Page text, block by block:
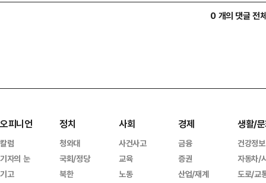
0 개의 댓글 전
오피니언
칼럼
기자의 눈
기고
정치
청와대
국회/정당
북한
사회
사건사고
교육
노동
경제
금융
증권
산업/재계
생활/
건강정보
자동차/
도로/교